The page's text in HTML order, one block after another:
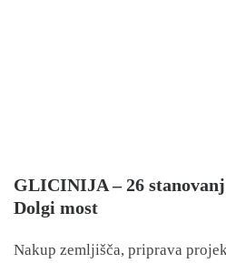
GLICINIJA – 26
Dolgi most
Nakup zemljišča, priprava